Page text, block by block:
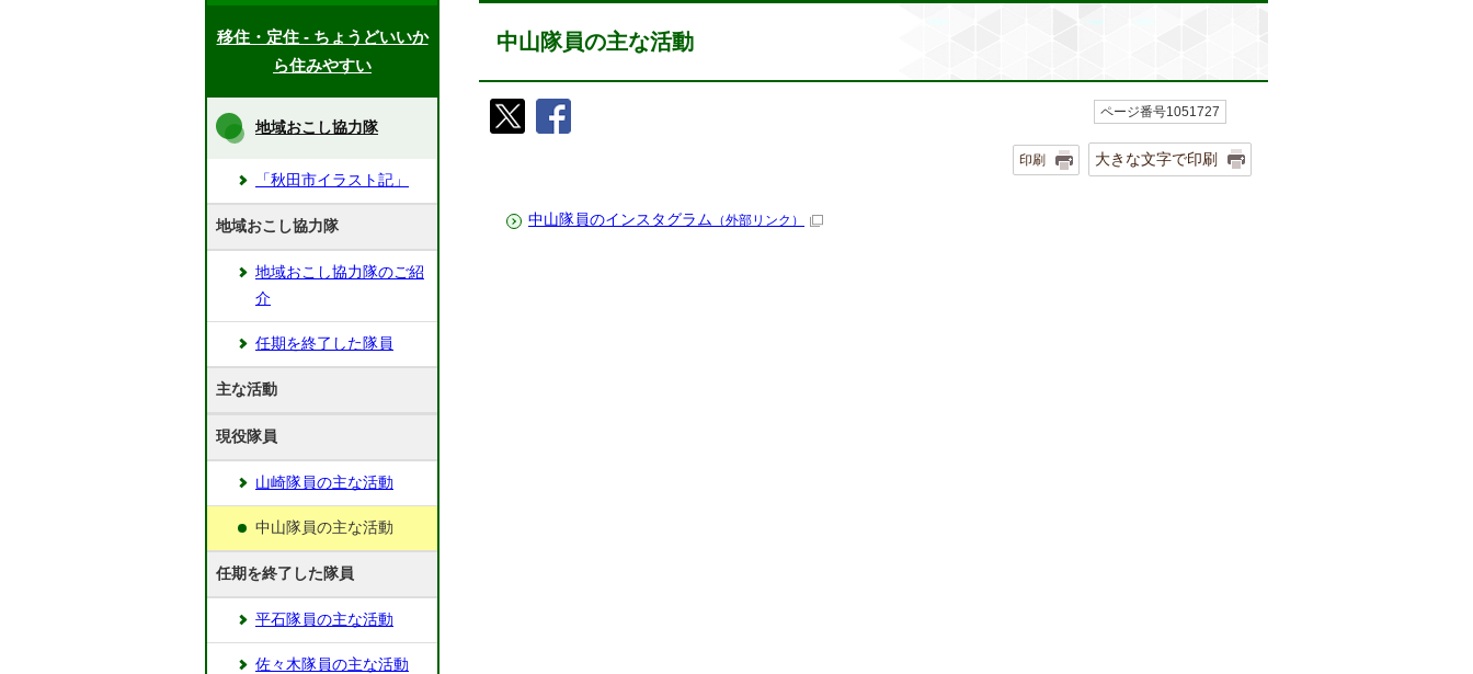
中山隊員の主な活動
ページ番号1051727
印刷 大きな文字で印刷
中山隊員のインスタグラム （外部リンク）
移住・定住 - ちょうどいいか
ら住みやすい
地域おこし協力隊
「秋田市イラスト記」
地域おこし協力隊
地域おこし協力隊のご紹
介
任期を終了した隊員
主な活動
現役隊員
山崎隊員の主な活動
中山隊員の主な活動
任期を終了した隊員
平石隊員の主な活動
佐々木隊員の主な活動